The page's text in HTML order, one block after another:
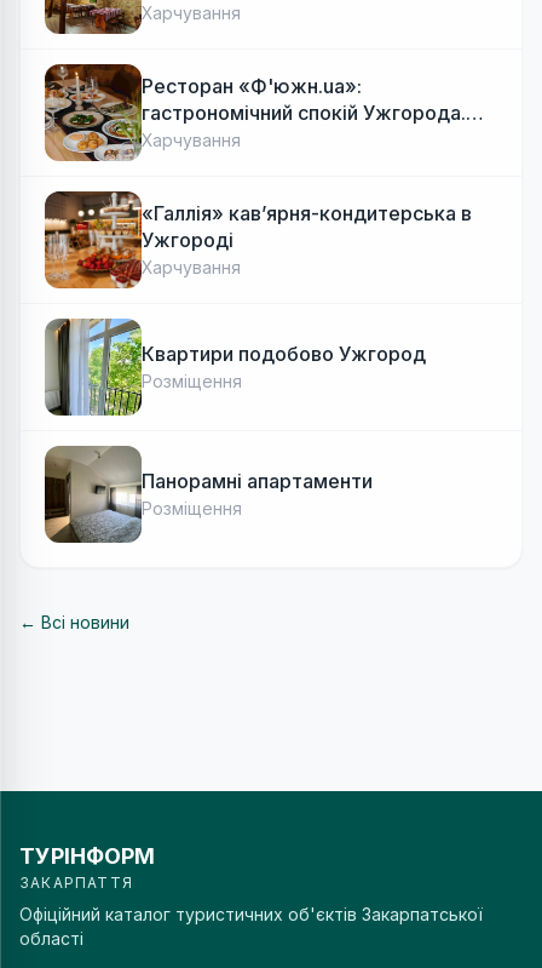
Харчування
Ресторан «Ф'южн.ua»:
гастрономічний спокій Ужгорода.
Авторська локальна кухня, затишок
Харчування
«Галлія» кав’ярня-кондитерська в
Ужгороді
Харчування
Квартири подобово Ужгород
Розміщення
Панорамні апартаменти
Розміщення
← Всі новини
ТУРІНФОРМ
ЗАКАРПАТТЯ
Офіційний каталог туристичних об'єктів Закарпатської
області